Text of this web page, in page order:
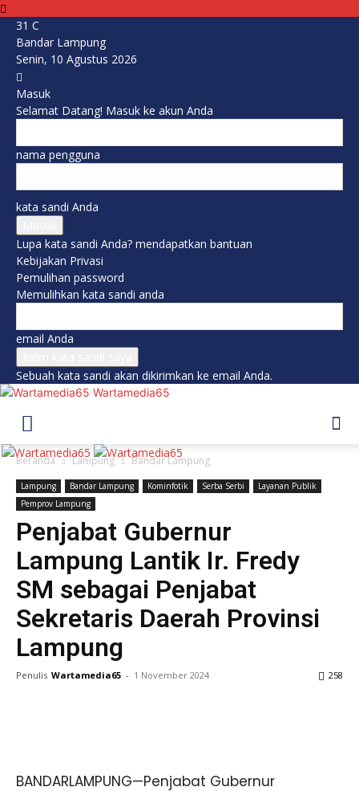
31 C
Bandar Lampung
Senin, 10 Agustus 2026
Masuk
Selamat Datang! Masuk ke akun Anda
nama pengguna
kata sandi Anda
Lupa kata sandi Anda? mendapatkan bantuan
Kebijakan Privasi
Pemulihan password
Memulihkan kata sandi anda
email Anda
Sebuah kata sandi akan dikirimkan ke email Anda.
Wartamedia65
Beranda Lampung Bandar Lampung
Lampung Bandar Lampung Kominfotik Serba Serbi
Layanan Publik
Pemprov Lampung
Penjabat Gubernur
Lampung Lantik Ir. Fredy
SM sebagai Penjabat
Sekretaris Daerah Provinsi
Lampung
Penulis Wartamedia65 - 1 November 2024 258
BANDARLAMPUNG—Penjabat Gubernur